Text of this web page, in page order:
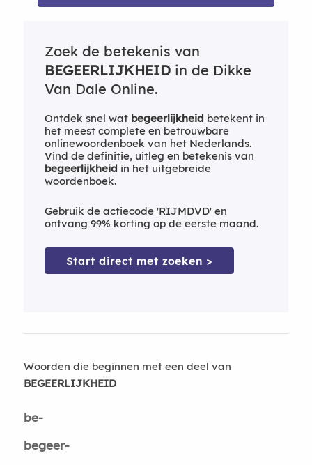
Zoek de betekenis van
BEGEERLIJKHEIDin de Dikke
Van Dale Online.
Ontdek snel wat begeerlijkheid betekent in
het meest complete en betrouwbare
onlinewoordenboek van het Nederlands.
Vind de definitie, uitleg en betekenis van
begeerlijkheid in het uitgebreide
woordenboek.
Gebruik de actiecode 'RIJMDVD' en
ontvang 99% korting op de eerste maand.
Start direct met zoeken >
Woorden die beginnen met een deel van
BEGEERLIJKHEID
be-
begeer-